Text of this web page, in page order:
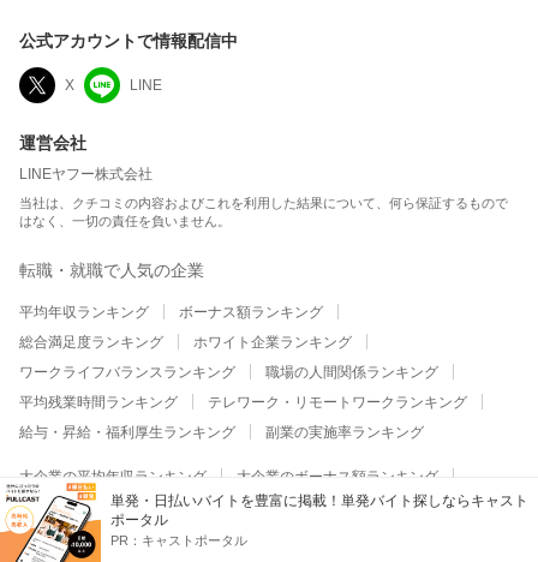
単発・日払いバイトを豊富に掲載！単発バイト探しならキャスト
ポータル
PR： キャストポータル
公式アカウントで情報配信中
X LINE
運営会社
LINEヤフー株式会社
当社は、クチコミの内容およびこれを利用した結果について、何ら保証するもので
はなく、一切の責任を負いません。
転職・就職で人気の企業
平均年収ランキング
ボーナス額ランキング
総合満足度ランキング
ホワイト企業ランキング
ワークライフバランスランキング
職場の人間関係ランキング
平均残業時間ランキング
テレワーク・リモートワークランキング
給与・昇給・福利厚生ランキング
副業の実施率ランキング
大企業の平均年収ランキング
大企業のボーナス額ランキング
大企業の総合満足度ランキング
大企業のホワイト企業ランキング
大企業のワークライフバランスランキング